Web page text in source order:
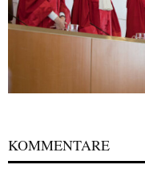
KOMMENTARE